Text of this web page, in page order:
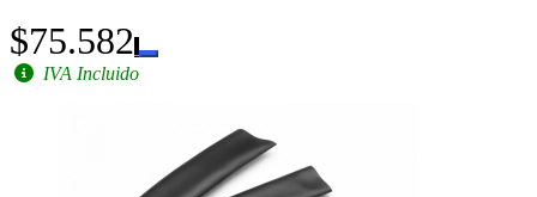
$75.582
IVA Incluido